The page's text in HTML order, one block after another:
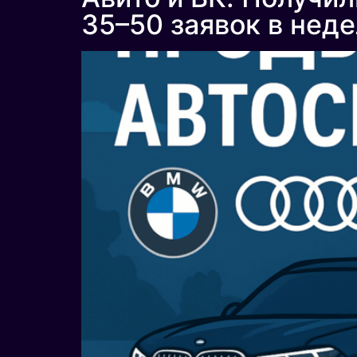
35–50 заявок в